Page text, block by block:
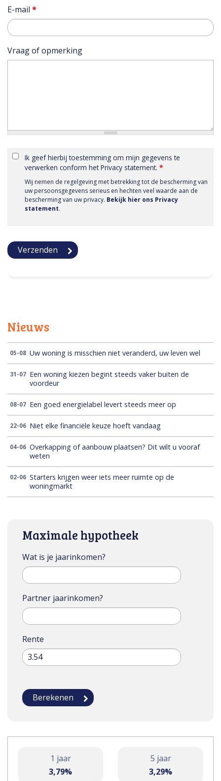
E-mail *
Vraag of opmerking
Ik geef hierbij toestemming om mijn gegevens te
verwerken conform het Privacy statement. *
Wij nemen de regelgeving met betrekking tot de bescherming van
uw persoonsgegevens serieus en hechten veel waarde aan de
bescherming van uw privacy. Bekijk hier ons Privacy
statement.
Nieuws
05-08 Uw woning is misschien niet veranderd, uw leven wel
31-07 Een woning kiezen begint steeds vaker buiten de
voordeur
08-07 Een goed energielabel levert steeds meer op
22-06 Niet elke financiële keuze hoeft vandaag
04-06 Overkapping of aanbouw plaatsen? Dit wilt u vooraf
weten
02-06 Starters krijgen weer iets meer ruimte op de
woningmarkt
Maximale hypotheek
Wat is je jaarinkomen?
Partner jaarinkomen?
Rente
1 jaar
3,79%
5 jaar
3,29%